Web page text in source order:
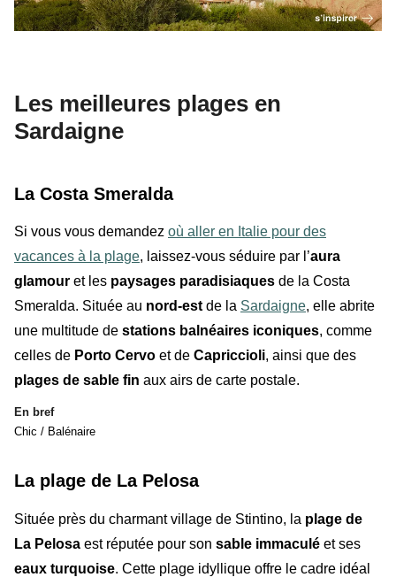
Les meilleures plages en
Sardaigne
La Costa Smeralda
Si vous vous demandez où aller en Italie pour des
vacances à la plage, laissez-vous séduire par l’aura
glamour et les paysages paradisiaques de la Costa
Smeralda. Située au nord-est de la Sardaigne, elle abrite
une multitude de stations balnéaires iconiques, comme
celles de Porto Cervo et de Capriccioli, ainsi que des
plages de sable fin aux airs de carte postale.
En bref
Chic / Balénaire
La plage de La Pelosa
Située près du charmant village de Stintino, la plage de
La Pelosa est réputée pour son sable immaculé et ses
eaux turquoise. Cette plage idyllique offre le cadre idéal